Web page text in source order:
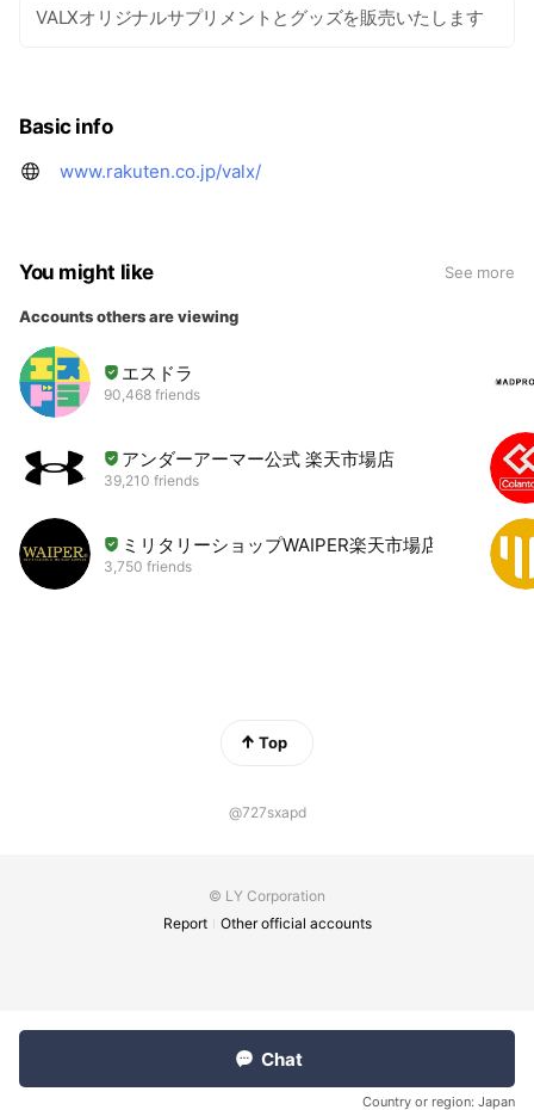
VALXオリジナルサプリメントとグッズを販売いたします
Basic info
www.rakuten.co.jp/valx/
You might like See more
Accounts others are viewing
エスドラ
90,468 friends
アンダーアーマー公式 楽天市場店
39,210 friends
ミリタリーショップWAIPER楽天市場店
3,750 friends
Top
@727sxapd
© LY Corporation
Report
Other official accounts
Chat
Country or region: Japan